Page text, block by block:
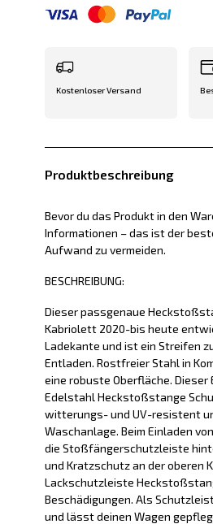
Kostenloser Versand
Produktbeschreibung
Bevor du das Produkt in den
Informationen – das ist der
Aufwand zu vermeiden.
BESCHREIBUNG:
Dieser passgenaue
Kabriolett 2020-bis heute
Ladekante und ist ein Streifen
Entladen. Rostfreier Stahl in
eine robuste Oberfläche.
Edelstahl Heckstoßstange
witterungs- und UV-resistent
Waschanlage. Beim Einladen
die Stoßfängerschutzleiste
und Kratzschutz an der oberen
Lackschutzleiste
Beschädigungen. Als
und lässt deinen Wagen